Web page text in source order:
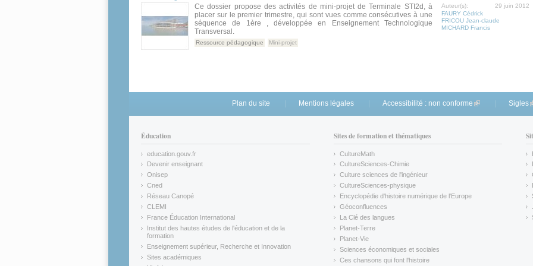
29 juin 2012
Auteur(s):
FAURY Cédrick
FRICOU Jean-claude
MICHARD Francis
Ce dossier propose des activités de mini-projet de Terminale STI2d, à
placer sur le premier trimestre, qui sont vues comme consécutives à une
séquence de 1ère , développée en Enseignement Technologique
Transversal.
Ressource pédagogique Mini-projet
Plan du site Mentions légales Accessibilité : non conforme (link is external)
Sigles
Éducation
education.gouv.fr
(link is external)
Devenir enseignant
(link is external)
Onisep
(link is external)
Cned
(link is external)
Réseau Canopé
(link is external)
CLEMI
(link is external)
France Éducation International
(link is external)
Institut des hautes études de l'éducation et de la
formation
(link is external)
Enseignement supérieur, Recherche et Innovation
(link is external)
Sites académiques
Sites de formation et thématiques
CultureMath
(link is external)
CultureSciences-Chimie
(link is external)
Culture sciences de l'ingénieur
CultureSciences-physique
(link is external)
Encyclopédie d'histoire numérique de l'Europe
(link is external)
Géoconfluences
(link is external)
La Clé des langues
(link is external)
Planet-Terre
(link is external)
Planet-Vie
(link is external)
Sciences économiques et sociales
(link is external)
Ces chansons qui font l'histoire